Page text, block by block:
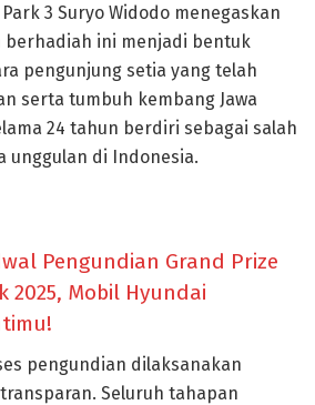
3 Suryo Widodo menegaskan
berhadiah ini menjadi bentuk
pengunjung setia yang telah
serta tumbuh kembang Jawa
24 tahun berdiri sebagai salah
unggulan di Indonesia.
Pengundian Grand Prize
2025, Mobil Hyundai
pengundian dilaksanakan
Seluruh tahapan